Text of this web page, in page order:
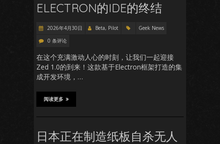
ELECTRON的IDE的终结
2026年4月30日 Beta, Pilot
Geek News
0 条评论
在这个充满激动人心的时刻，让我们一起迎接
Zed 1.0的到来！这款基于Electron框架打造的集
成开发环境，…
阅读更多
日本正在制造纸板自杀无人